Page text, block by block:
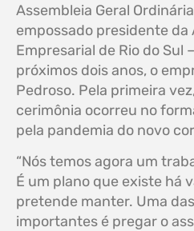
Assembleia Geral
empossado presidente da
Empresarial de Rio do Sul
próximos dois anos, o
Pedroso. Pela primeira
cerimônia ocorreu no
pela pandemia do novo
“Nós temos agora um
É um plano que existe há
pretende manter. Uma
importantes é pregar o